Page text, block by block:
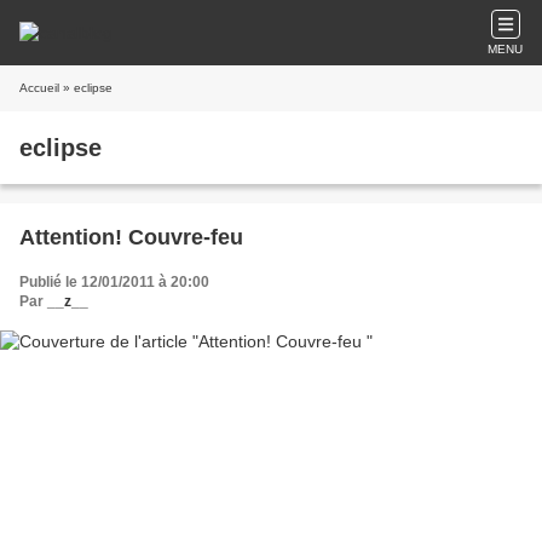
MENU
Accueil » eclipse
eclipse
Attention! Couvre-feu
Publié le 12/01/2011 à 20:00
Par
__z__